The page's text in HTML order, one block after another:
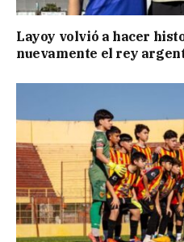
Layoy volvió a hacer
nuevamente el rey